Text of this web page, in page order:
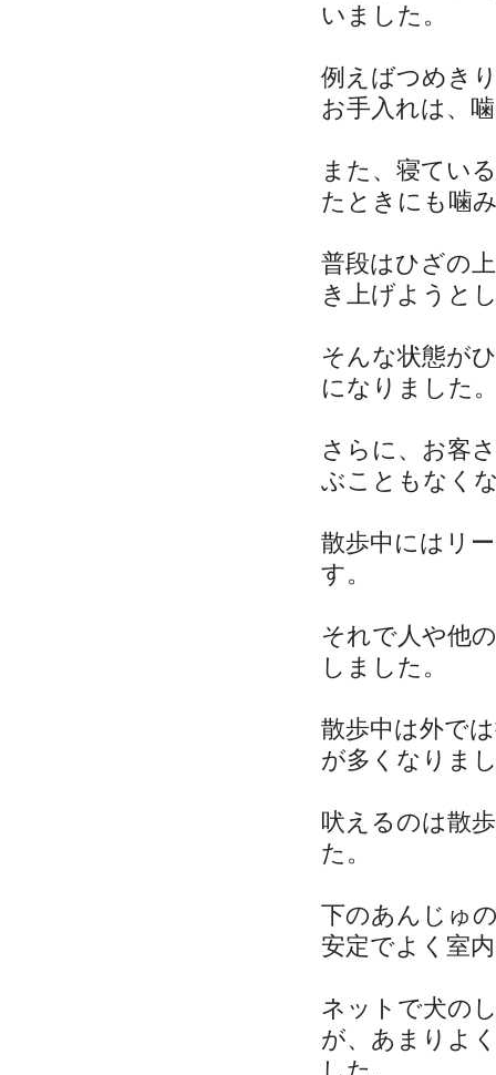
いました。
例えばつめき
お手入れは、
また、寝てい
たときにも噛
普段はひざの
き上げようと
そんな状態が
になりました
さらに、お客
ぶこともなく
散歩中にはリ
す。
それで人や他
しました。
散歩中は外で
が多くなりま
吠えるのは散
た。
下のあんじゅ
安定でよく室
ネットで犬の
が、あまりよ